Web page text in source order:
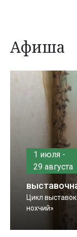
Афиша
1 июля -
29 августа
Цикл
нохчий»